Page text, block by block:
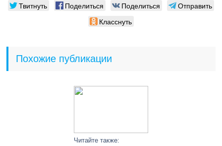
Твитнуть Поделиться Поделиться
Отправить
Класснуть
Похожие публикации
Читайте также: